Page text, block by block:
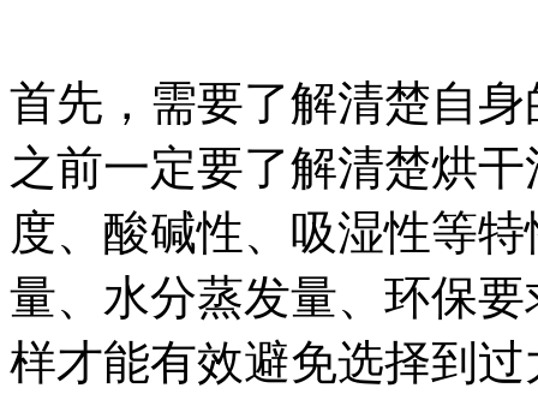
首先，需要了解清楚自
之前一定要了解清楚烘
度、酸碱性、吸湿性等
量、水分蒸发量、环保
样才能有效避免选择到